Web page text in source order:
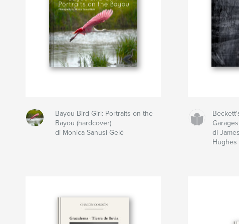
Bayou Bird Girl: Portraits on the
Bayou (hardcover)
di Monica Sanusi Gelé
Garages
di James
Hughes